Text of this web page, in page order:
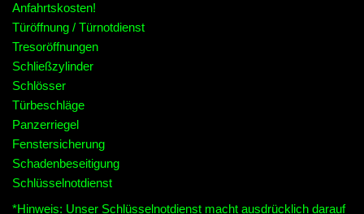
Anfahrtskosten!
Türöffnung / Türnotdienst
Tresoröffnungen
Schließzylinder
Schlösser
Türbeschläge
Panzerriegel
Fenstersicherung
Schadenbeseitigung
Schlüsselnotdienst
*Hinweis: Unser Schlüsselnotdienst macht ausdrücklich darauf